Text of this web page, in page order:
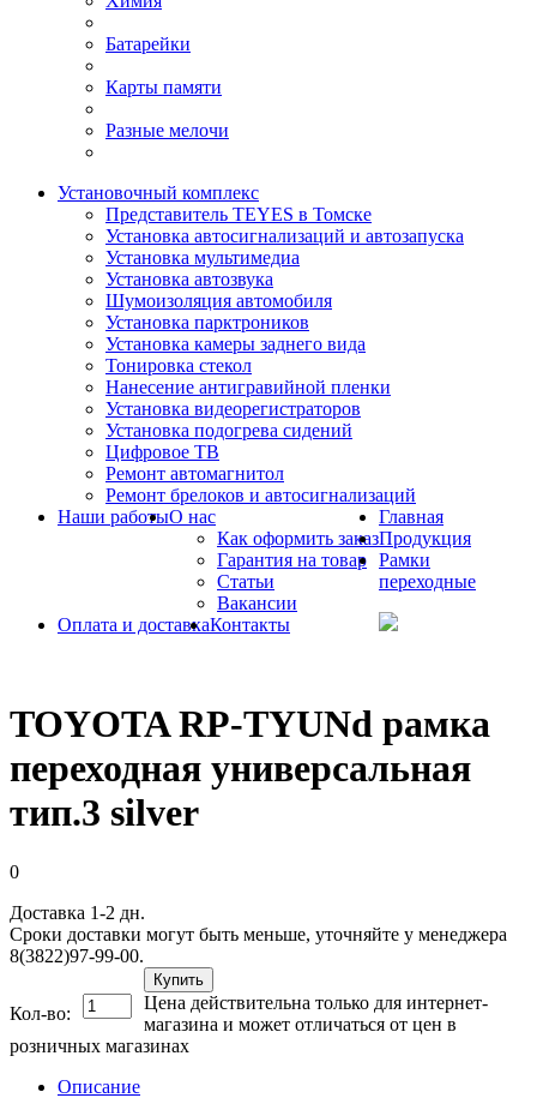
Батарейки
Карты памяти
Разные мелочи
Установочный комплекс
Представитель TEYES в Томске
Установка автосигнализаций и автозапуска
Установка мультимедиа
Установка автозвука
Шумоизоляция автомобиля
Установка парктроников
Установка камеры заднего вида
Тонировка стекол
Нанесение антигравийной пленки
Установка видеорегистраторов
Установка подогрева сидений
Цифровое ТВ
Ремонт автомагнитол
Ремонт брелоков и автосигнализаций
Наши работыО нас
Как оформить заказ
Гарантия на товар
Статьи
Вакансии
Оплата и доставкаКонтакты
Главная
Продукция
Рамки
переходные
TOYOTA RP-TYUNd рамка
переходная универсальная
тип.3 silver
0
Доставка 1-2 дн.
Сроки доставки могут быть меньше, уточняйте у менеджера
8(3822)97-99-00.
Кол-во:
Купить
Цена действительна только для интернет-
магазина и может отличаться от цен в
розничных магазинах
Описание